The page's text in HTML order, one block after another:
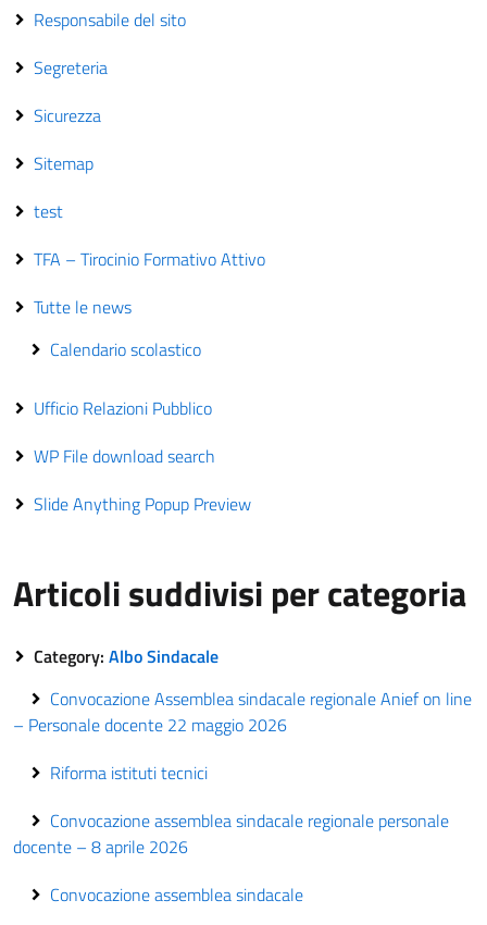
Responsabile del sito
Segreteria
Sicurezza
Sitemap
test
TFA – Tirocinio Formativo Attivo
Tutte le news
Calendario scolastico
Ufficio Relazioni Pubblico
WP File download search
Slide Anything Popup Preview
Articoli suddivisi per categoria
Category: Albo Sindacale
Convocazione Assemblea sindacale regionale Anief on line
– Personale docente 22 maggio 2026
Riforma istituti tecnici
Convocazione assemblea sindacale regionale personale
docente – 8 aprile 2026
Convocazione assemblea sindacale